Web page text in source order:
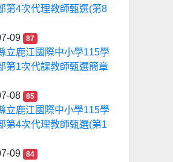
第4次代理教師甄選(第8
09
87
立鹿江國際中小學115學
第1次代課教師甄選簡章
08
85
立鹿江國際中小學115學
第4次代理教師甄選(第1
09
84